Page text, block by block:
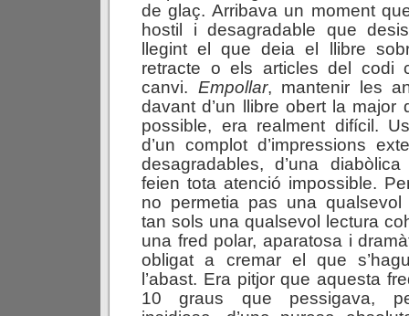
de glaç. Arribava un moment
hostil i desagradable que
llegint el que deia el llibre
retracte o els articles del codi
canvi. Empollar, mantenir les
davant d’un llibre obert la major
possible, era realment difícil.
d’un complot d’impressions
desagradables, d’una
feien tota atenció impossible.
no permetia pas una
tan sols una qualsevol lectura
una fred polar, aparatosa i
obligat a cremar el que
l’abast. Era pitjor que aquesta
10 graus que pessigava,